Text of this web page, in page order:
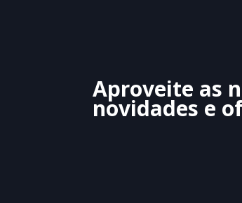
Aproveite as
novidades e